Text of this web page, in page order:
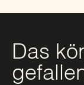
Das